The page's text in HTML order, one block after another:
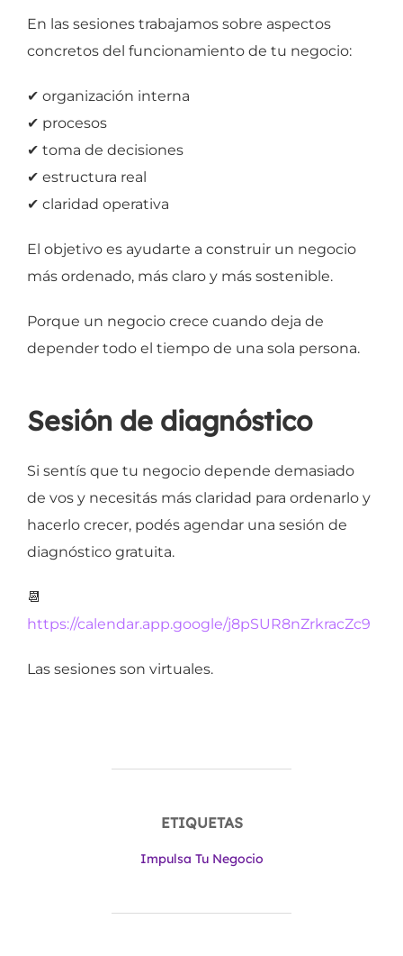
En las sesiones trabajamos sobre aspectos
concretos del funcionamiento de tu negocio:
✔ organización interna
✔ procesos
✔ toma de decisiones
✔ estructura real
✔ claridad operativa
El objetivo es ayudarte a construir un negocio
más ordenado, más claro y más sostenible.
Porque un negocio crece cuando deja de
depender todo el tiempo de una sola persona.
Sesión de diagnóstico
Si sentís que tu negocio depende demasiado
de vos y necesitás más claridad para ordenarlo y
hacerlo crecer, podés agendar una sesión de
diagnóstico gratuita.
📆
https://calendar.app.google/j8pSUR8nZrkracZc9
Las sesiones son virtuales.
ETIQUETAS
Impulsa Tu Negocio